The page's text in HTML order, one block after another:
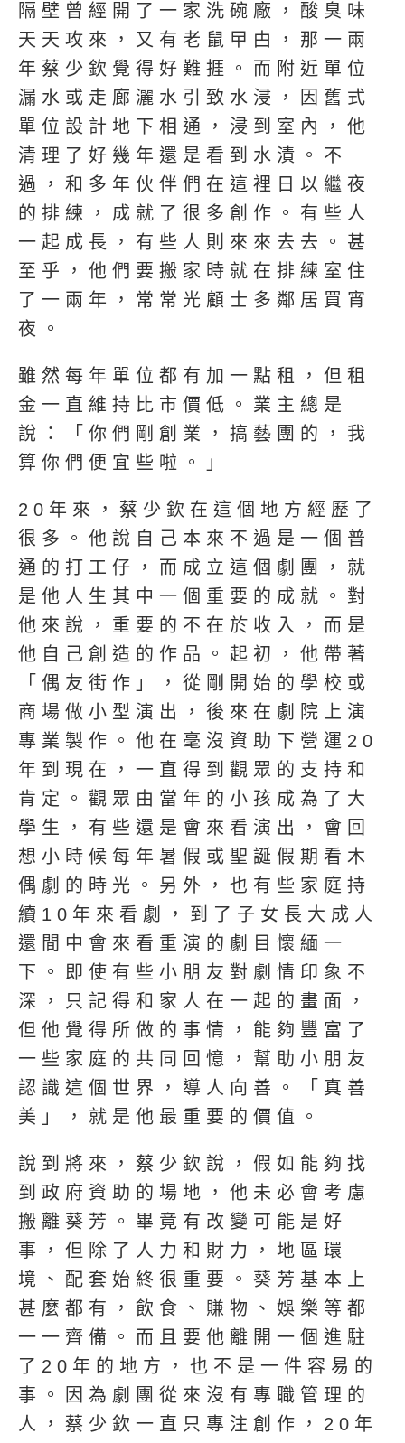
隔壁曾經開了一家洗碗廠，酸臭味
天天攻來，又有老鼠曱甴，那一兩
年蔡少欽覺得好難捱。而附近單位
漏水或走廊灑水引致水浸，因舊式
單位設計地下相通，浸到室內，他
清理了好幾年還是看到水漬。不
過，和多年伙伴們在這裡日以繼夜
的排練，成就了很多創作。有些人
一起成長，有些人則來來去去。甚
至乎，他們要搬家時就在排練室住
了一兩年，常常光顧士多鄰居買宵
夜。
雖然每年單位都有加一點租，但租
金一直維持比市價低。業主總是
說：「你們剛創業，搞藝團的，我
算你們便宜些啦。」
20年來，蔡少欽在這個地方經歷了
很多。他說自己本來不過是一個普
通的打工仔，而成立這個劇團，就
是他人生其中一個重要的成就。對
他來說，重要的不在於收入，而是
他自己創造的作品。起初，他帶著
「偶友街作」，從剛開始的學校或
商場做小型演出，後來在劇院上演
專業製作。他在毫沒資助下營運20
年到現在，一直得到觀眾的支持和
肯定。觀眾由當年的小孩成為了大
學生，有些還是會來看演出，會回
想小時候每年暑假或聖誕假期看木
偶劇的時光。另外，也有些家庭持
續10年來看劇，到了子女長大成人
還間中會來看重演的劇目懷緬一
下。即使有些小朋友對劇情印象不
深，只記得和家人在一起的畫面，
但他覺得所做的事情，能夠豐富了
一些家庭的共同回憶，幫助小朋友
認識這個世界，導人向善。「真善
美」，就是他最重要的價值。
說到將來，蔡少欽說，假如能夠找
到政府資助的場地，他未必會考慮
搬離葵芳。畢竟有改變可能是好
事，但除了人力和財力，地區環
境、配套始終很重要。葵芳基本上
甚麼都有，飲食、賺物、娛樂等都
一一齊備。而且要他離開一個進駐
了20年的地方，也不是一件容易的
事。因為劇團從來沒有專職管理的
人，蔡少欽一直只專注創作，20年